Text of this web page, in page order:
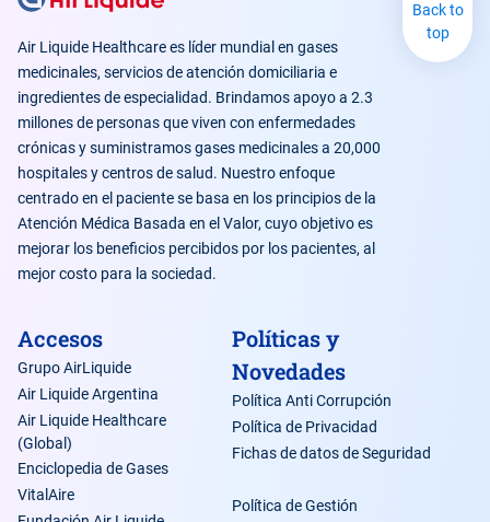
Air Liquide Healthcare es líder mundial en gases
medicinales, servicios de atención domiciliaria e
ingredientes de especialidad. Brindamos apoyo a 2.3
millones de personas que viven con enfermedades
crónicas y suministramos gases medicinales a 20,000
hospitales y centros de salud. Nuestro enfoque
centrado en el paciente se basa en los principios de la
Atención Médica Basada en el Valor, cuyo objetivo es
mejorar los beneficios percibidos por los pacientes, al
mejor costo para la sociedad.
Accesos
Grupo AirLiquide
Air Liquide Argentina
Air Liquide Healthcare
(Global)
Enciclopedia de Gases
VitalAire
Políticas y
Novedades
Política Anti Corrupción
Política de Privacidad
Fichas de datos de Seguridad
Política de Gestión
Back to
top